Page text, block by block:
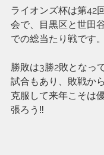
ライオンズ杯は第42
会で、目黒区と世田
での総当たり戦です。
勝敗は3勝2敗となっ
試合もあり、敗戦か
克服して来年こそは
張ろう‼️